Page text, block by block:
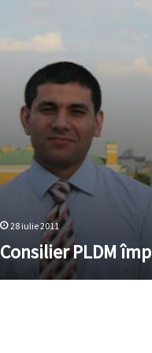
28 iulie 2011
Consilier PLDM